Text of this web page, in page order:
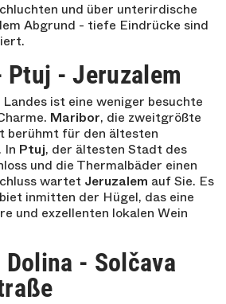
und über unterirdische
Abgrund - tiefe Eindrücke sind
- Jeruzalem
ist eine weniger besuchte
Maribor, die zweitgrößte
berühmt für den ältesten
In Ptuj, der ältesten Stadt des
und die Thermalbäder einen
wartet Jeruzalem auf Sie. Es
inmitten der Hügel, das eine
und exzellenten lokalen Wein
- Solčava